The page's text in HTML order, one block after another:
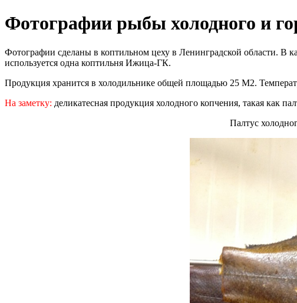
Фотографии рыбы холодного и
Фотографии сделаны в коптильном цеху в Ленинградской области. В
используется одна коптильня Ижица-ГК.
Продукция хранится в холодильнике общей площадью 25 М2.
На заметку: деликатесная продукция холодного копчения, такая как
Палтус